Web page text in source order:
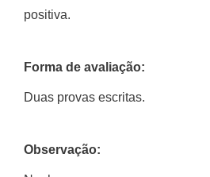
positiva.
Forma de avaliação:
Duas provas escritas.
Observação: